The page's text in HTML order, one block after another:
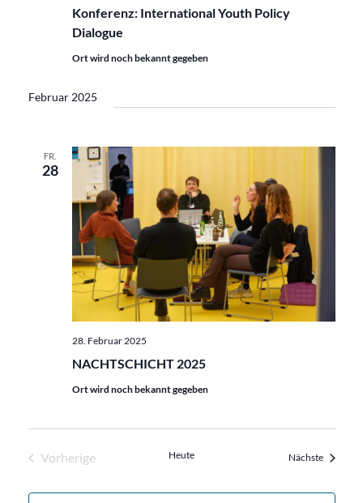
Konferenz: International Youth Policy
Dialogue
Ort wird noch bekannt gegeben
Februar 2025
FR.
28
NACHTSCHICHT 2025
28. Februar 2025
Ort wird noch bekannt gegeben
Vorherige
Heute Nächste